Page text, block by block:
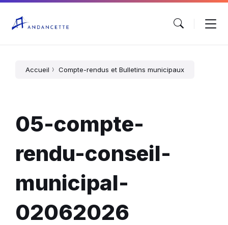
Accueil Compte-rendus et Bulletins municipaux
05-compte-
rendu-conseil-
municipal-
02062026